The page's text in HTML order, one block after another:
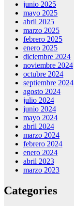
junio 2025
mayo 2025
abril 2025
marzo 2025
febrero 2025
enero 2025
diciembre 2024
noviembre 2024
octubre 2024
septiembre 2024
agosto 2024
julio 2024
junio 2024
mayo 2024
abril 2024
marzo 2024
febrero 2024
enero 2024
abril 2023
marzo 2023
Categories